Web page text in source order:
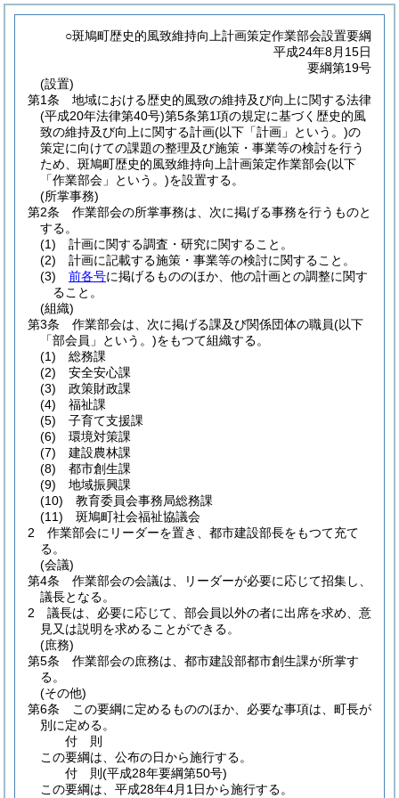
○斑鳩町歴史的風致維持向上計画策定作業部会設置要綱
平成24年8月15日
要綱第19号
(設置)
第1条
地域における歴史的風致の維持及び向上に関する法律
(平成20年法律第40号)第5条第1項の規定に基づく歴史的風
致の維持及び向上に関する計画(以下「計画」という。)の
策定に向けての課題の整理及び施策・事業等の検討を行う
ため、斑鳩町歴史的風致維持向上計画策定作業部会(以下
「作業部会」という。)を設置する。
(所掌事務)
第2条
作業部会の所掌事務は、次に掲げる事務を行うものと
する。
(1)
計画に関する調査・研究に関すること。
(2)
計画に記載する施策・事業等の検討に関すること。
(3)
前各号に掲げるもののほか、他の計画との調整に関す
ること。
(組織)
第3条
作業部会は、次に掲げる課及び関係団体の職員(以下
「部会員」という。)をもつて組織する。
(1)
総務課
(2)
安全安心課
(3)
政策財政課
(4)
福祉課
(5)
子育て支援課
(6)
環境対策課
(7)
建設農林課
(8)
都市創生課
(9)
地域振興課
(10)
教育委員会事務局総務課
(11)
斑鳩町社会福祉協議会
2
作業部会にリーダーを置き、都市建設部長をもつて充て
る。
(会議)
第4条
作業部会の会議は、リーダーが必要に応じて招集し、
議長となる。
2
議長は、必要に応じて、部会員以外の者に出席を求め、意
見又は説明を求めることができる。
(庶務)
第5条
作業部会の庶務は、都市建設部都市創生課が所掌す
る。
(その他)
第6条
この要綱に定めるもののほか、必要な事項は、町長が
別に定める。
付 則
この要綱は、公布の日から施行する。
付 則(平成28年要綱第50号)
この要綱は、平成28年4月1日から施行する。